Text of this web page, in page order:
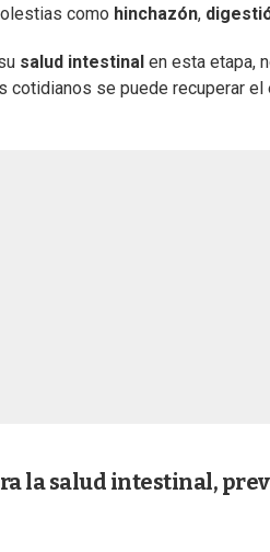
como hinchazón,
salud intestinal en esta etapa,
cotidianos se puede recuperar
la salud intestinal,